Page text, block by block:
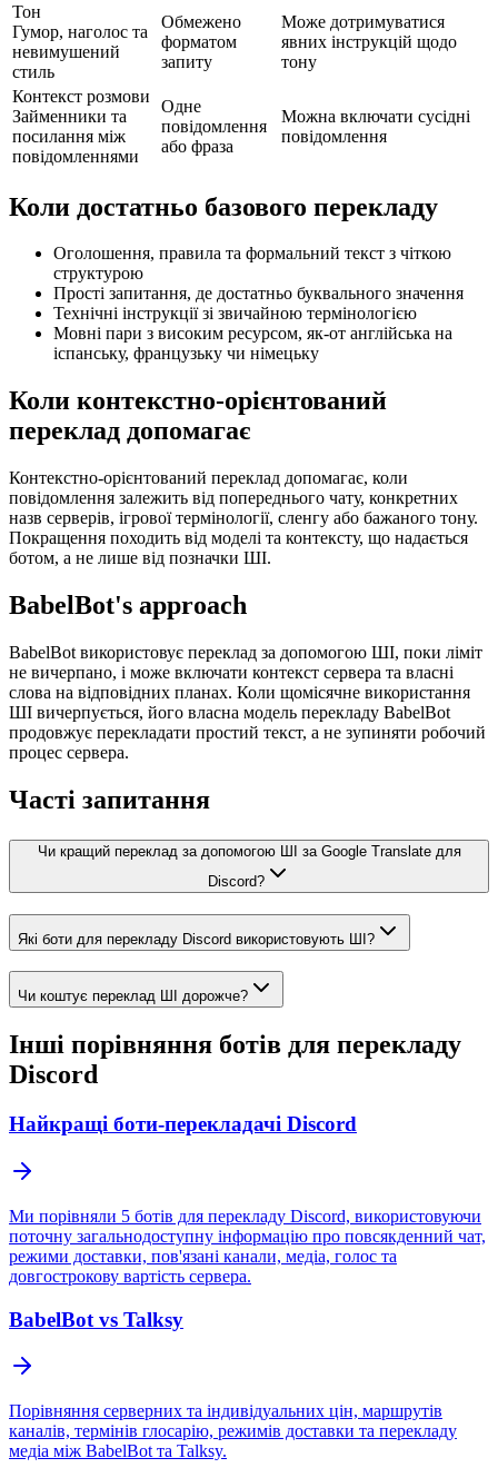
Тон
Гумор, наголос та
невимушений
стиль
Обмежено
форматом
запиту
Може дотримуватися
явних інструкцій щодо
тону
Контекст розмови
Займенники та
посилання між
повідомленнями
Одне
повідомлення
або фраза
Можна включати сусідні
повідомлення
Коли достатньо базового перекладу
Оголошення, правила та формальний текст з чіткою
структурою
Прості запитання, де достатньо буквального значення
Технічні інструкції зі звичайною термінологією
Мовні пари з високим ресурсом, як-от англійська на
іспанську, французьку чи німецьку
Коли контекстно-орієнтований
переклад допомагає
Контекстно-орієнтований переклад допомагає, коли
повідомлення залежить від попереднього чату, конкретних
назв серверів, ігрової термінології, сленгу або бажаного тону.
Покращення походить від моделі та контексту, що надається
ботом, а не лише від позначки ШІ.
BabelBot's approach
BabelBot використовує переклад за допомогою ШІ, поки ліміт
не вичерпано, і може включати контекст сервера та власні
слова на відповідних планах. Коли щомісячне використання
ШІ вичерпується, його власна модель перекладу BabelBot
продовжує перекладати простий текст, а не зупиняти робочий
процес сервера.
Часті запитання
Чи кращий переклад за допомогою ШІ за Google Translate для
Discord?
Які боти для перекладу Discord використовують ШІ?
Чи коштує переклад ШІ дорожче?
Інші порівняння ботів для перекладу
Discord
Найкращі боти-перекладачі Discord
Ми порівняли 5 ботів для перекладу Discord, використовуючи
поточну загальнодоступну інформацію про повсякденний чат,
режими доставки, пов'язані канали, медіа, голос та
довгострокову вартість сервера.
BabelBot vs Talksy
Порівняння серверних та індивідуальних цін, маршрутів
каналів, термінів глосарію, режимів доставки та перекладу
медіа між BabelBot та Talksy.